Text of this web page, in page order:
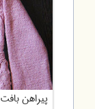
پیراهن بافت